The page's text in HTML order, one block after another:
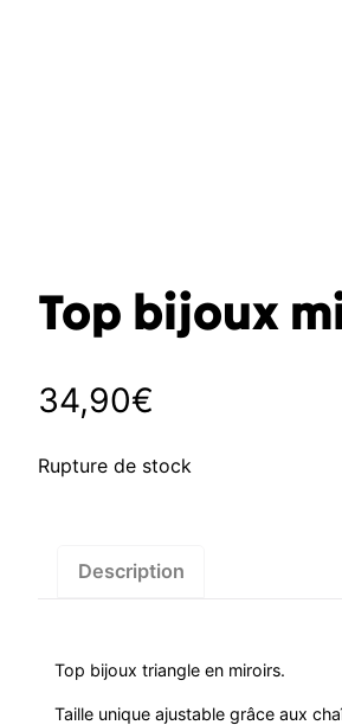
Top bijoux
34,90€
Rupture de stock
Description
Top bijoux triangle en miroirs.
Taille unique ajustable grâce aux